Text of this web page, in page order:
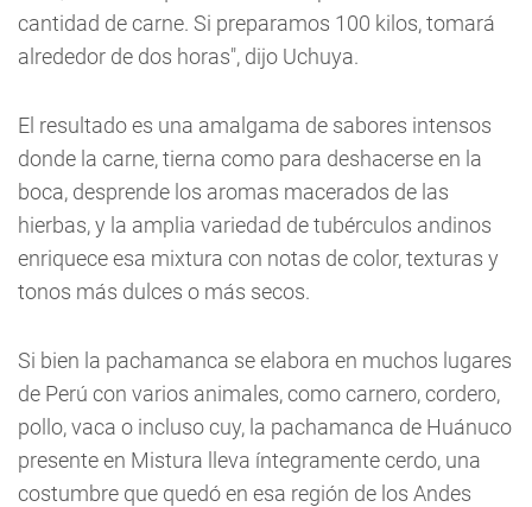
cantidad de carne. Si preparamos 100 kilos, tomará
alrededor de dos horas", dijo Uchuya.
El resultado es una amalgama de sabores intensos
donde la carne, tierna como para deshacerse en la
boca, desprende los aromas macerados de las
hierbas, y la amplia variedad de tubérculos andinos
enriquece esa mixtura con notas de color, texturas y
tonos más dulces o más secos.
Si bien la pachamanca se elabora en muchos lugares
de Perú con varios animales, como carnero, cordero,
pollo, vaca o incluso cuy, la pachamanca de Huánuco
presente en Mistura lleva íntegramente cerdo, una
costumbre que quedó en esa región de los Andes